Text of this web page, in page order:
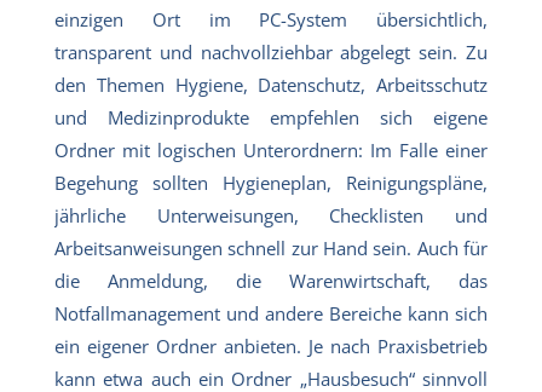
einzigen Ort im PC-System übersichtlich,
transparent und nachvollziehbar abgelegt sein. Zu
den Themen Hygiene, Datenschutz, Arbeitsschutz
und Medizinprodukte empfehlen sich eigene
Ordner mit logischen Unterordnern: Im Falle einer
Begehung sollten Hygieneplan, Reinigungspläne,
jährliche Unterweisungen, Checklisten und
Arbeitsanweisungen schnell zur Hand sein. Auch für
die Anmeldung, die Warenwirtschaft, das
Notfallmanagement und andere Bereiche kann sich
ein eigener Ordner anbieten. Je nach Praxisbetrieb
kann etwa auch ein Ordner „Hausbesuch“ sinnvoll